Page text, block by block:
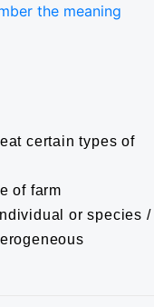
the meaning
certain types of
of farm
or species /